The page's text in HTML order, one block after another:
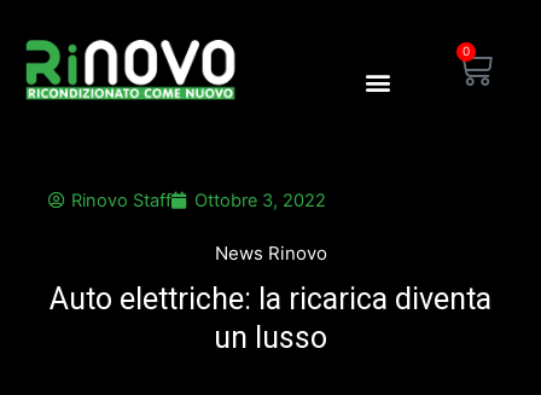
contenuto
0
Rinovo Staff Ottobre 3, 2022
News Rinovo
Auto elettriche: la ricarica diventa
un lusso